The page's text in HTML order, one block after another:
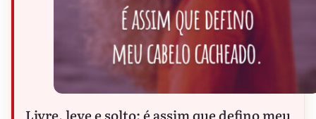
Livre, leve e solto: é assim que defino meu